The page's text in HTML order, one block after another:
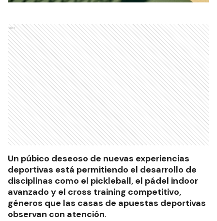
Ads
Un púbico deseoso de nuevas experiencias
deportivas está permitiendo el desarrollo de
disciplinas como el pickleball, el pádel indoor
avanzado y el cross training competitivo,
géneros que las casas de apuestas deportivas
observan con atención.